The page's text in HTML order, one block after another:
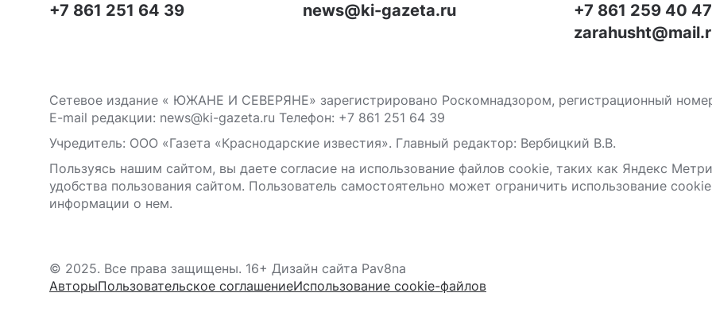
+7 861 251 64 39 news@ki-gazeta.ru
+7 861 259 40 47
Сетевое издание « ЮЖАНЕ И СЕВЕРЯНЕ» зарегистрировано Роскомнадзором, регистрационный
E-mail редакции: news@ki-gazeta.ru Телефон: +7 861 251 64 39
Учредитель: ООО «Газета «Краснодарские известия». Главный редактор: Вербицкий В.В.
Пользуясь нашим сайтом, вы даете согласие на использование файлов сооkіе, таких как Яндекс
удобства пользования сайтом. Пользователь самостоятельно может ограничить использование
информации о нем.
© 2025. Все права защищены. 16+ Дизайн сайта Pav8na
АвторыПользовательское соглашениеИспользование cookie-файлов